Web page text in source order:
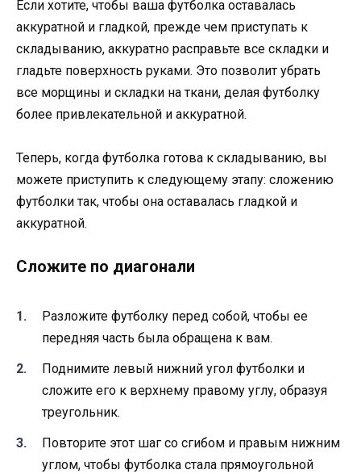
Если хотите, чтобы ваша футболка оставалась
аккуратной и гладкой, прежде чем приступать к
складыванию, аккуратно расправьте все складки и
гладьте поверхность руками. Это позволит убрать
все морщины и складки на ткани, делая футболку
более привлекательной и аккуратной.
Теперь, когда футболка готова к складыванию, вы
можете приступить к следующему этапу: сложению
футболки так, чтобы она оставалась гладкой и
аккуратной.
Сложите по диагонали
Разложите футболку перед собой, чтобы ее
передняя часть была обращена к вам.
Поднимите левый нижний угол футболки и
сложите его к верхнему правому углу, образуя
треугольник.
Повторите этот шаг со сгибом и правым нижним
углом, чтобы футболка стала прямоугольной